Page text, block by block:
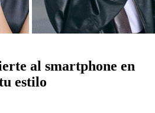
al smartphone en
estilo